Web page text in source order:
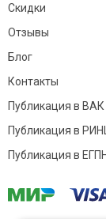
Скидки
Отзывы
Блог
Контакты
Публикация в ВАК
Публикация в
Публикация в